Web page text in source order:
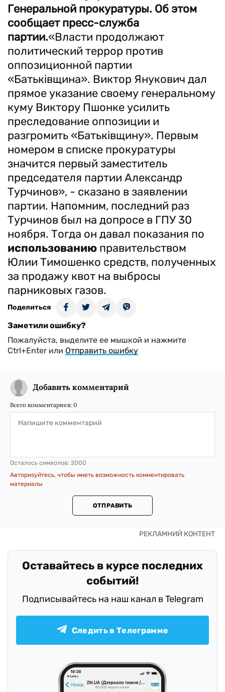
Генеральной прокуратуры. Об этом
сообщает пресс-служба
партии.«Власти продолжают
политический террор против
оппозиционной партии
«Батьківщина». Виктор Янукович дал
прямое указание своему генеральному
куму Виктору Пшонке усилить
преследование оппозиции и
разгромить «Батьківщину». Первым
номером в списке прокуратуры
значится первый заместитель
председателя партии Александр
Турчинов», - сказано в заявлении
партии. Напомним, последний раз
Турчинов был на допросе в ГПУ 30
ноября. Тогда он давал показания по
использованию правительством
Юлии Тимошенко средств, полученных
за продажу квот на выбросы
парниковых газов.
Поделиться
Заметили ошибку?
Пожалуйста, выделите ее мышкой и нажмите
Ctrl+Enter или Отправить ошибку
Добавить комментарий
Всего комментариев: 0
Осталось символов: 2000
Авторизуйтесь, чтобы иметь возможность комментировать
материалы
ОТПРАВИТЬ
Оставайтесь в курсе последних
событий!
Подписывайтесь на наш канал в Telegram
Следить в Телеграмме